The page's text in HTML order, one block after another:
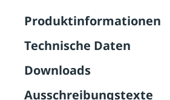
Produktinformationen
Technische Daten
Downloads
Ausschreibungstexte